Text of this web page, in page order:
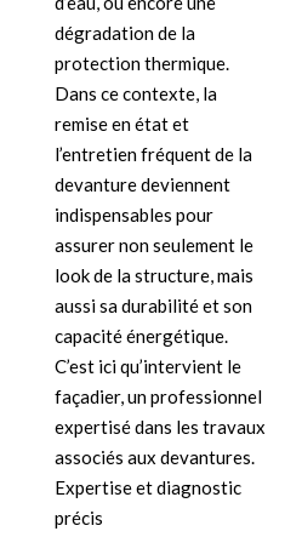
dégradation de la
protection thermique.
Dans ce contexte, la
remise en état et
l’entretien fréquent de la
devanture deviennent
indispensables pour
assurer non seulement le
look de la structure, mais
aussi sa durabilité et son
capacité énergétique.
C’est ici qu’intervient le
façadier, un professionnel
expertisé dans les travaux
associés aux devantures.
Expertise et diagnostic
précis